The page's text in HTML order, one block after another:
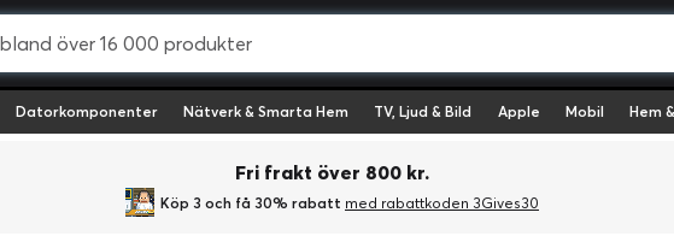
Datorkomponenter Nätverk & Smarta Hem TV, Ljud & Bild Apple Mobil Hem
Fri frakt över 800 kr.
Köp 3 och få 30% rabatt med rabattkoden 3Gives30